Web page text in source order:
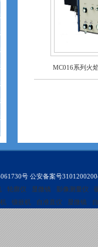
MC016系列火
号 公安备案号
轮廓仪 显微镜 影像测量仪
镶嵌机 自准直仪 显微镜